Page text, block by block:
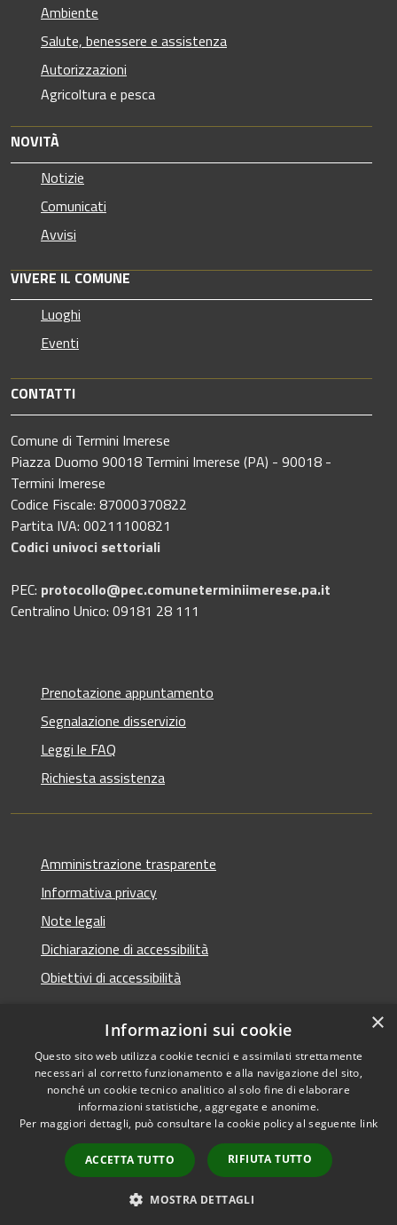
Ambiente
Salute, benessere e assistenza
Autorizzazioni
Agricoltura e pesca
NOVITÀ
Notizie
Comunicati
Avvisi
VIVERE IL COMUNE
Luoghi
Eventi
CONTATTI
Comune di Termini Imerese
Piazza Duomo 90018 Termini Imerese (PA) - 90018 -
Termini Imerese
Codice Fiscale: 87000370822
Partita IVA: 00211100821
Codici univoci settoriali
PEC: protocollo@pec.comuneterminiimerese.pa.it
Centralino Unico: 09181 28 111
Prenotazione appuntamento
Segnalazione disservizio
Leggi le FAQ
Richiesta assistenza
Amministrazione trasparente
Informativa privacy
Note legali
Dichiarazione di accessibilità
Obiettivi di accessibilità
RSS
Accessibilità
Cookie
Mappa del sito
Webmail - Posta
elettronica comunale
Copyright © 2026 • Comune di
Termini Imerese • Powered
byMunicipium•
redazione
×
Informazioni sui cookie
Questo sito web utilizza cookie tecnici e assimilati strettamente
necessari al corretto funzionamento e alla navigazione del sito,
nonché un cookie tecnico analitico al solo fine di elaborare
informazioni statistiche, aggregate e anonime.
Per maggiori dettagli, può consultare la cookie policy al seguente link
ACCETTA TUTTO RIFIUTA TUTTO
MOSTRA DETTAGLI